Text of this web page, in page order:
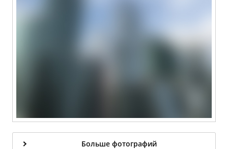
Больше фотографий